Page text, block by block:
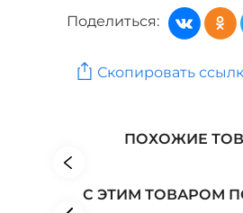
Пуловеры, джемперы, свитеры:
Пуловеры, джемперы, свитеры:
Женская одежда: Бренд
Женская одежда: Бренд Victoria
Поделиться:
Скопировать
ПОХОЖИЕ
С ЭТИМ ТОВАРОМ